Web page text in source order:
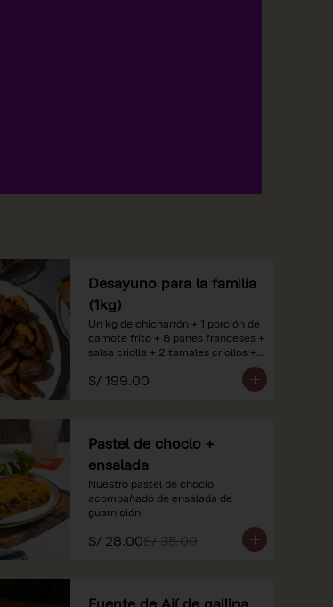
Desayuno para la familia
(1kg)
Un kg de chicharrón + 1 porción de
camote frito + 8 panes franceses +
salsa criolla + 2 tamales criollos +
consumo. Imágenes referenciales.
S/ 199.00
Pastel de choclo +
ensalada
Nuestro pastel de choclo
acompañado de ensalada de
guarnición.
S/ 28.00S/ 35.00
Fuente de Ají de gallina